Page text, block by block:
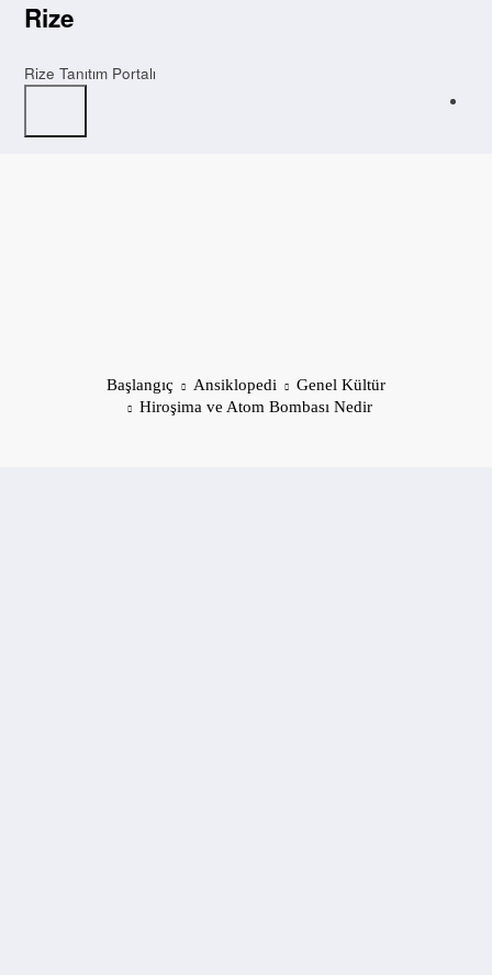
İçeriğeRize
Rize Tanıtım Portalı
Başlangıç Ansiklopedi
Genel Kültür
Hiroşima ve Atom Bombası Nedir